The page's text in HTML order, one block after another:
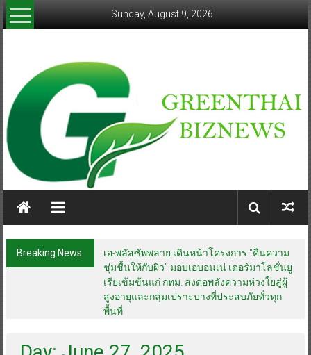
Skip
to
Sunday, August 9, 2026
greenthaibiznews.com
Breaking News:
เอ-พลัสซัพพลาย เดินหน้าโครงการ “คืนความ
ชุ่มชื้นให้กับผิว” มอบเอบอนเน่ เดอร์มาโลชั่นยู
เรียเข้มข้นแก่ กทม. ส่งต่อพลังความห่วงใยสู่ผู้
สูงอายุและกลุ่มเปราะบางที่ประสบภัยทั่วทุก
พื้นที่